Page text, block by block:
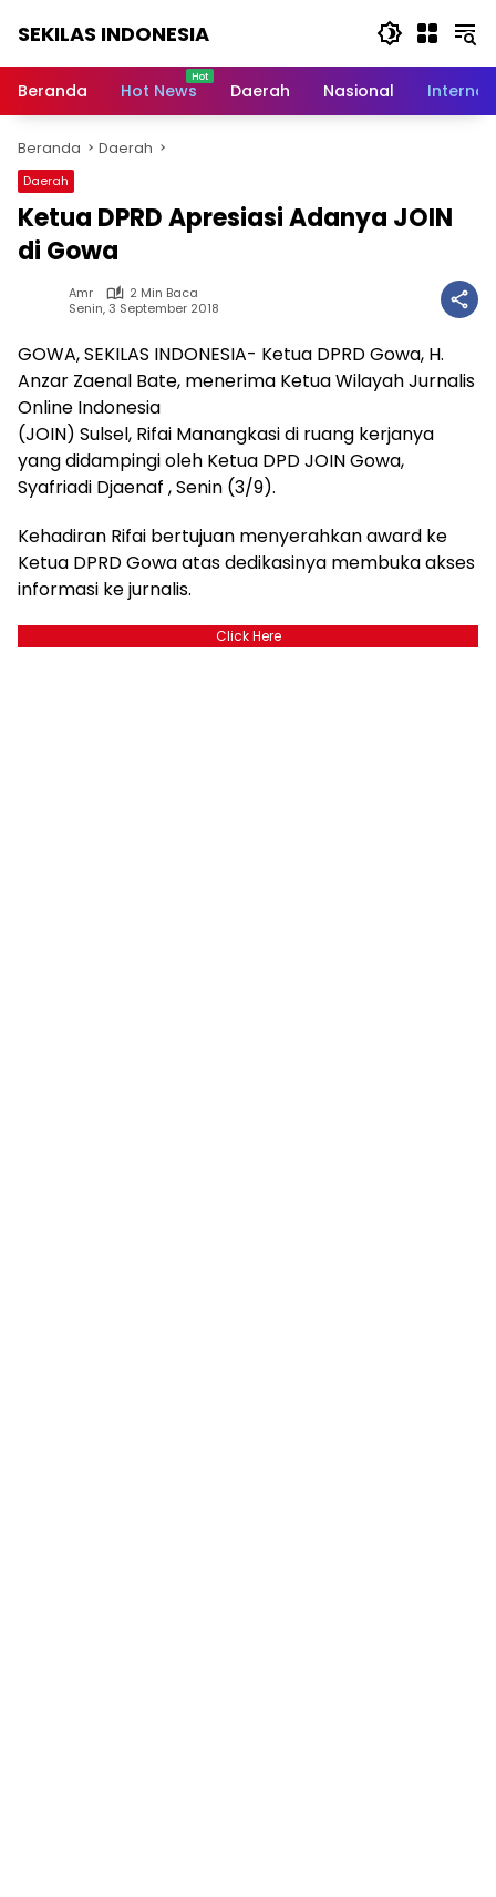
SEKILAS INDONESIA
Terkini,
Latest
World,
Headlines,
News
Today
Beranda Hot News Daerah Nasional
Beranda Daerah
Daerah
Ketua DPRD Apresiasi Adanya JOIN
di Gowa
Amr
2 Min Baca
Senin, 3 September 2018
GOWA, SEKILAS INDONESIA- Ketua DPRD Gowa, H.
Anzar Zaenal Bate, menerima Ketua Wilayah Jurnalis
Online Indonesia
(JOIN) Sulsel, Rifai Manangkasi di ruang kerjanya
yang didampingi oleh Ketua DPD JOIN Gowa,
Syafriadi Djaenaf , Senin (3/9).
Kehadiran Rifai bertujuan menyerahkan award ke
Ketua DPRD Gowa atas dedikasinya membuka akses
informasi ke jurnalis.
Click Here